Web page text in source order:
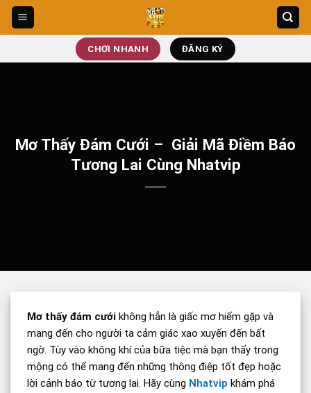
Bỏ
qua
dung
CHƠI NHANH ĐĂNG KÝ
Mơ Thấy Đám Cưới – Giải Mã Điềm Báo
Tương Lai Cùng Nhatvip
Mơ thấy đám cưới không hẳn là giấc mơ hiếm gặp và
mang đến cho người ta cảm giác xao xuyến đến bất
ngờ. Tùy vào không khí của bữa tiệc mà bạn thấy trong
mộng có thể mang đến những thông điệp tốt đẹp hoặc
lời cảnh báo từ tương lai. Hãy cùng Nhatvip khám phá